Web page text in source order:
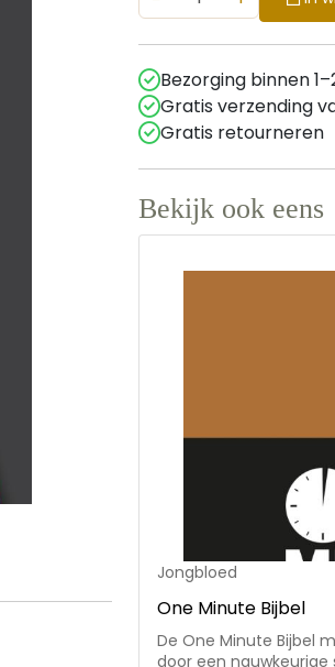
Bezorging binnen
Gratis verzending
Gratis retourneren
Bekijk ook eens
Jongbloed
One Minute Bijbel
De One Minute Bijbel
door een